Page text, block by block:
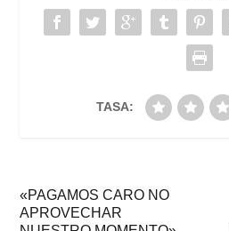
TASA:
«PAGAMOS CARO NO
APROVECHAR